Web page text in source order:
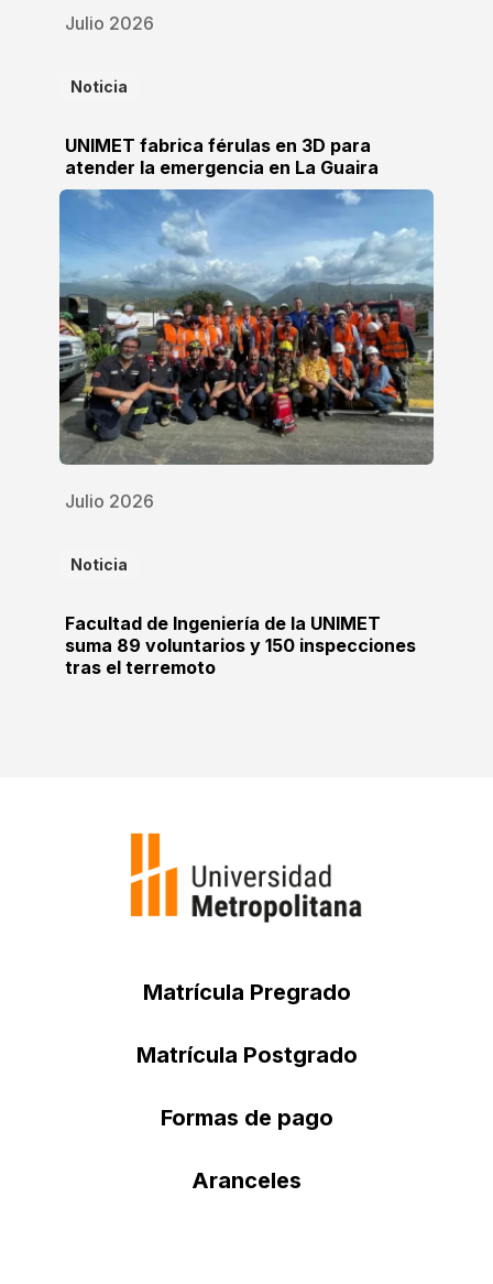
Julio 2026
Noticia
UNIMET fabrica férulas en 3D para
atender la emergencia en La Guaira
Julio 2026
Noticia
Facultad de Ingeniería de la UNIMET
suma 89 voluntarios y 150 inspecciones
tras el terremoto
Matrícula Pregrado
Matrícula Postgrado
Formas de pago
Aranceles